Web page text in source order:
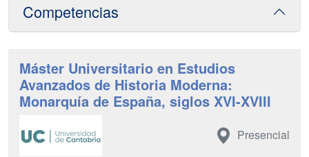
Competencias
Máster Universitario en Estudios
Avanzados de Historia Moderna:
Monarquía de España, siglos XVI-XVIII
Presencial